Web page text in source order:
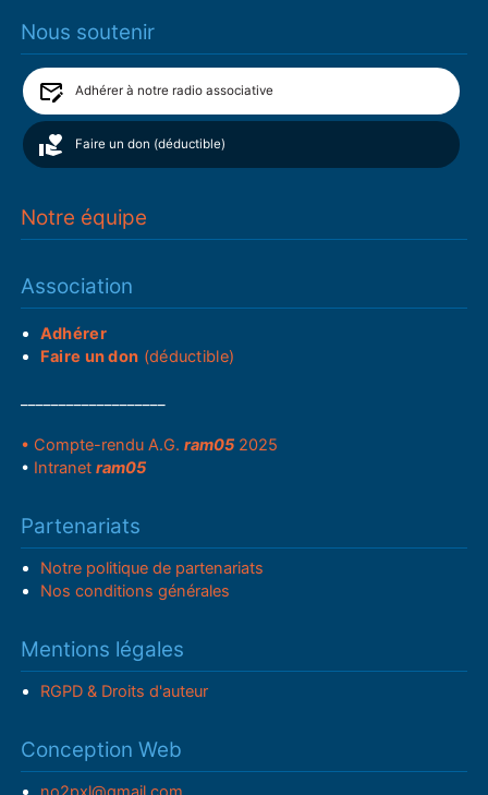
Nous soutenir
Adhérer à notre radio associative
Faire un don (déductible)
Notre équipe
Association
Adhérer
Faire un don (déductible)
• Compte-rendu A.G.ram05 2025
• Intranetram05
Partenariats
Notre politique de partenariats
Nos conditions générales
Mentions légales
RGPD & Droits d'auteur
Conception Web